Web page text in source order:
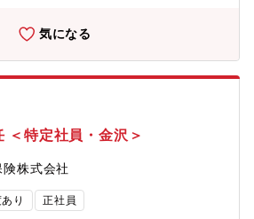
ソフトウェア・機械）との協働による全体
時の技術サポート（社内またはユーザー
製造AI「ARUMCODE」を開発し、属人
業の根本課題に挑戦している企業です■ス
した完全自動切削加工機「TTMC」を
AI×装置の融合領域へ事業拡大中今後は
海外市場への本格進出を視野に入れてい
場）を視野に入れた経営体制構築中。
日、残業ほぼなし。一部リモートワーク
ロダクト概要】■ARUMCODEとは多品種
において、加工工程の自動プログラミン
けAIソリューション。図面1枚あたり1～2
気になる
＜特定社員・金沢＞
株式会社
り 正社員